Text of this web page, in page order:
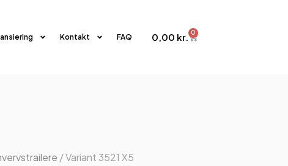
Kontakt FAQ 0,00 kr. 0
/ Variant 3521 X5